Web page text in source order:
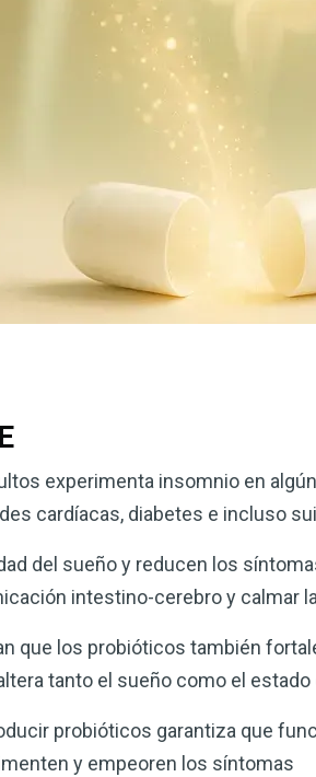
experimenta insomnio en
cardíacas, diabetes e incluso
del sueño y reducen los
intestino-cerebro y calmar
que los probióticos también
tanto el sueño como el estado
probióticos garantiza que
y empeoren los síntomas